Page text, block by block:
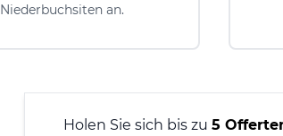
Niederbuchsiten an.
Holen Sie sich bis zu 5